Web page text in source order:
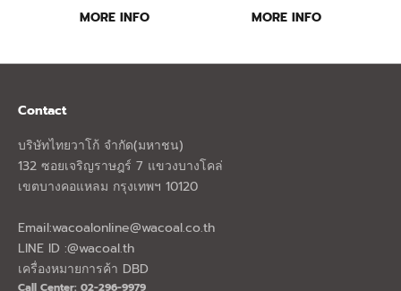
MORE INFO
MORE INFO
Contact
บริษัทไทยวาโก้ จำกัด(มหาชน)
132 ซอยเจริญราษฎร์ 7 แขวงบางโคล่
เขตบางคอแหลม กรุงเทพฯ 10120
Email:wacoalonline@wacoal.co.th
LINE ID :@wacoal.th
เครื่องหมายการค้า DBD
Call Center: 02-296-9979